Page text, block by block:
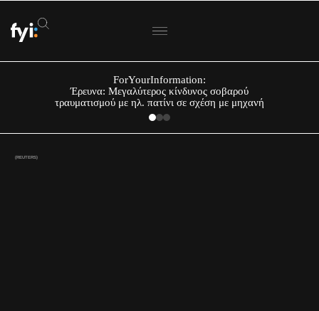
ForYourInformation:
Έρευνα: Μεγαλύτερος κίνδυνος σοβαρού
τραυματισμού με ηλ. πατίνι σε σχέση με μηχανή
(REUTERS)